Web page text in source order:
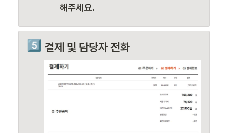
해주세요.
5️⃣ 결제 및 담당자 전화